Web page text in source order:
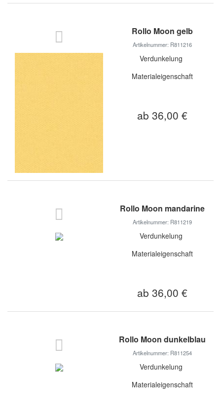
Rollo Moon gelb
Artikelnummer: R811216
Verdunkelung
Materialeigenschaft
ab 36,00 €
Rollo Moon mandarine
Artikelnummer: R811219
Verdunkelung
Materialeigenschaft
ab 36,00 €
Rollo Moon dunkelblau
Artikelnummer: R811254
Verdunkelung
Materialeigenschaft